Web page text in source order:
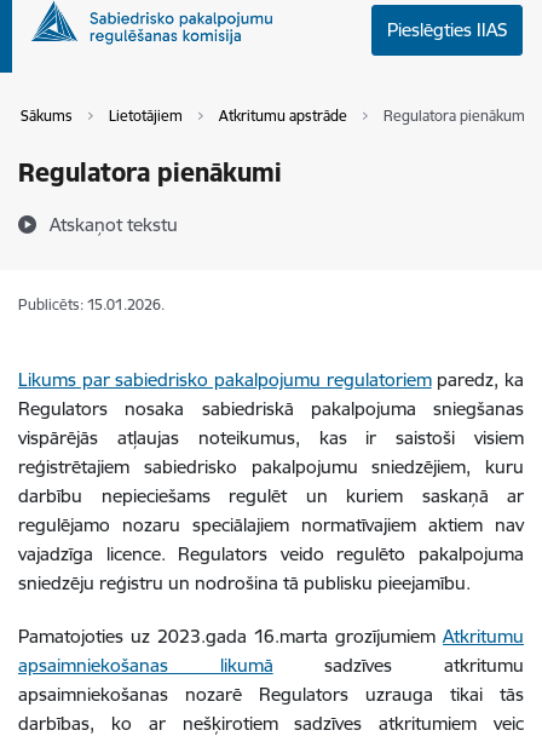
Pieslēgties IIAS
Sākums Lietotājiem Atkritumu apstrāde Regulatora pienākumi
Regulatora pienākumi
Atskaņot tekstu
Publicēts: 15.01.2026.
Likums par sabiedrisko pakalpojumu regulatoriemparedz, ka
Regulators nosaka sabiedriskā pakalpojuma sniegšanas
vispārējās atļaujas noteikumus, kas ir saistoši visiem
reģistrētajiem sabiedrisko pakalpojumu sniedzējiem, kuru
darbību nepieciešams regulēt un kuriem saskaņā ar
regulējamo nozaru speciālajiem normatīvajiem aktiem nav
vajadzīga licence. Regulators veido regulēto pakalpojuma
sniedzēju reģistru un nodrošina tā publisku pieejamību.
Pamatojoties uz 2023.gada 16.marta grozījumiem Atkritumu
apsaimniekošanas likumā sadzīves atkritumu
apsaimniekošanas nozarē Regulators uzrauga tikai tās
darbības, ko ar nešķirotiem sadzīves atkritumiem veic